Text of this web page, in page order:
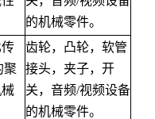
的机械零件。
聚
齿轮，凸轮，软管
接头，夹子，开
关，音频/视频设备
的机械零件。